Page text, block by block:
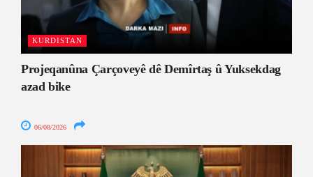
KURDISTAN
Projeqanûna Çarçoveyê dê Demîrtaş û Yuksekdag
azad bike
06/08/2026